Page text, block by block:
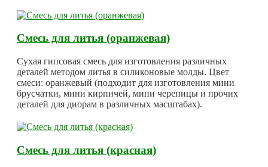
Смесь для литья (оранжевая)
Сухая гипсовая смесь для изготовления различных
деталей методом литья в силиконовые молды. Цвет
смеси: оранжевый (подходит для изготовления мини
брусчатки, мини кирпичей, мини черепицы и прочих
деталей для диорам в различных масштабах).
Смесь для литья (красная)